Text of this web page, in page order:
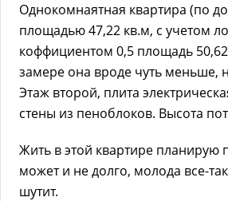
Однокомнаятная квартира (по
площадью 47,22 кв.м, с учетом
коффициентом 0,5 площадь
замере она вроде чуть меньше,
Этаж второй, плита
стены из пеноблоков. Высота
Жить в этой квартире планирую
может и не долго, молода все-
шутит.